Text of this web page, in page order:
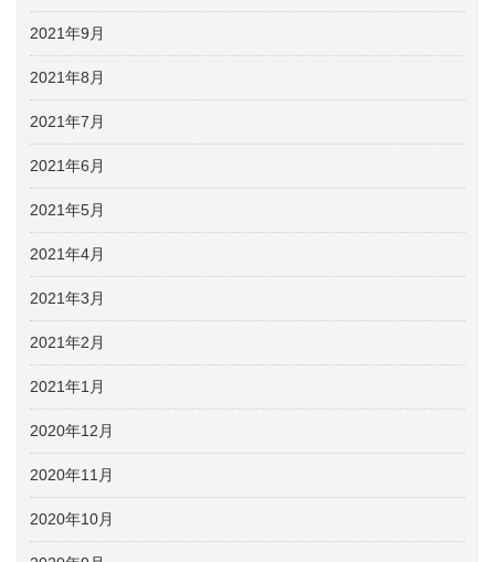
2021年9月
2021年8月
2021年7月
2021年6月
2021年5月
2021年4月
2021年3月
2021年2月
2021年1月
2020年12月
2020年11月
2020年10月